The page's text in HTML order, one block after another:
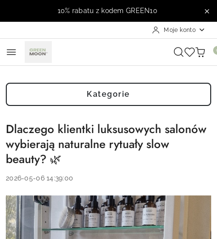
Przejdź do treści głównej
Przejdź do wyszukiwarki
Przejdź do moje konto
Przejdź do menu głównego
Przejdź do stopki10% rabatu z kodem GREEN10
Moje konto
Kategorie
Dlaczego klientki luksusowych salonów
wybierają naturalne rytuały slow
beauty? 🌿
2026-05-06 14:39:00